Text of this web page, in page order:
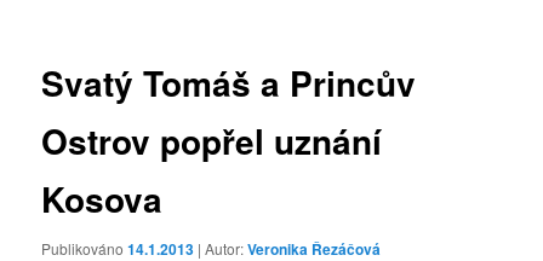
Svatý Tomáš a Princův
Ostrov popřel uznání
Kosova
Publikováno14.1.2013 | Autor:Veronika Řezáčová